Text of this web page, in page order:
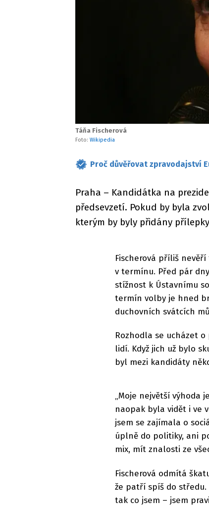
Táňa Fischerová
Foto: Wikipedia
Proč důvěřovat zpravodajství
Praha – Kandidátka na
předsevzetí. Pokud by byla
kterým by byly přidány
Fischerová příliš
v termínu. Před pár
stížnost k Ústavnímu
termín volby je hned
duchovních svátcích
Rozhodla se ucházet
lidí. Když jich už bylo
byl mezi kandidáty
„Moje největší výhoda
naopak byla vidět i ve
jsem se zajímala o
úplně do politiky, ani
mix, mít znalosti ze
Fischerová odmítá
že patří spíš do středu.
tak co jsem – jsem